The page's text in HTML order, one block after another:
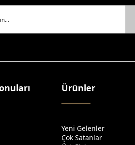
Ürünler
Yeni Gelenler
Çok Satanlar